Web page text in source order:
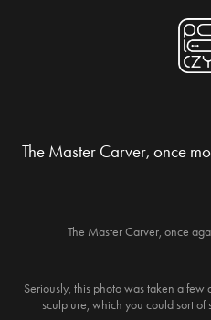
The Master Carver, once
The Master Carver, once
Seriously, this photo was taken a
sculpture, which you could sort of